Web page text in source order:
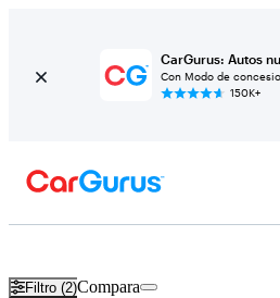
CarGurus: Autos
Con Modo de
150K+
Filtro (2)Compara